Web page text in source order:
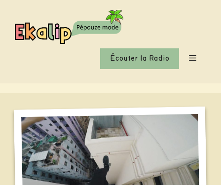
contenu
Écouter la Radio Menu